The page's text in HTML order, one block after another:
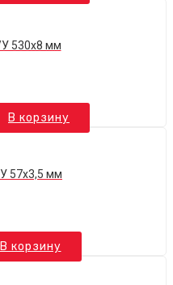
530х8 мм
В корзину
57х3,5 мм
В корзину